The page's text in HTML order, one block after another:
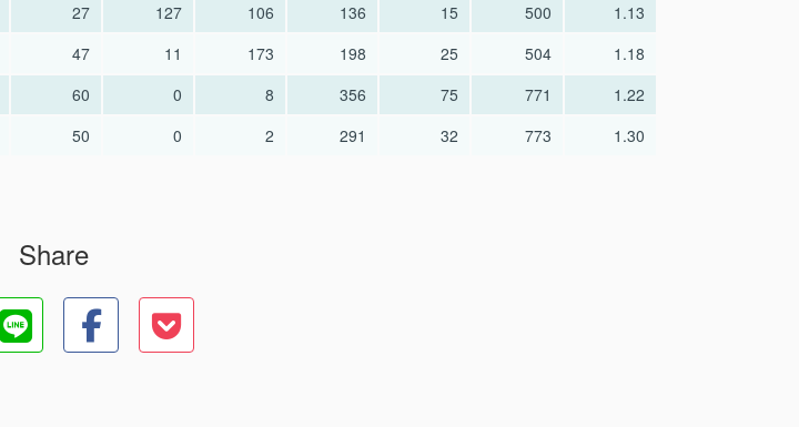
27 127 106 136 15 500
1.13
47 11 173 198 25 504
1.18
60 0 8 356 75 771
1.22
50 0 2 291 32 773 1.30
Share